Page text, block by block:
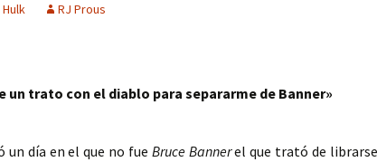
RJ Prous
un trato con el diablo para separarme de Banner»
un día en el que no fue Bruce Bannerel que trató de librarse